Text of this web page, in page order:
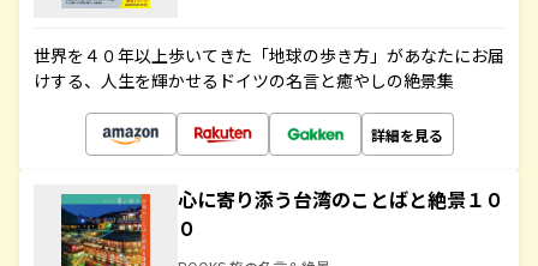
世界を４０年以上歩いてきた「地球の歩き方」があなたにお届
けする、人生を輝かせるドイツの名言と癒やしの絶景集
詳細を見る
心に寄り添う台湾のことばと絶景１０
０